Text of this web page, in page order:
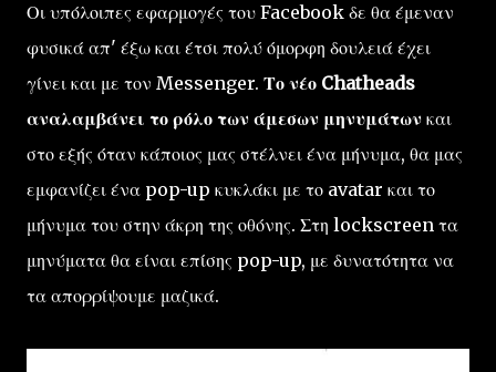
Οι υπόλοιπες εφαρμογές του Facebook δε θα έμεναν
φυσικά απ' έξω και έτσι πολύ όμορφη δουλειά έχει
γίνει και με τον Messenger. Το νέο Chatheads
αναλαμβάνει το ρόλο των άμεσων μηνυμάτων και
στο εξής όταν κάποιος μας στέλνει ένα μήνυμα, θα μας
εμφανίζει ένα pop-up κυκλάκι με το avatar και το
μήνυμα του στην άκρη της οθόνης. Στη lockscreen τα
μηνύματα θα είναι επίσης pop-up, με δυνατότητα να
τα απορρίψουμε μαζικά.